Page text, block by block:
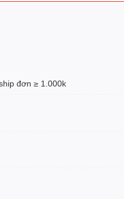
đơn ≥ 1.000k